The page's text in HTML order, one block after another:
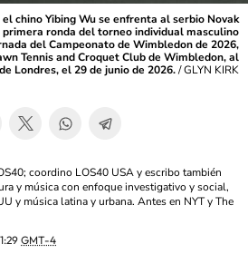
chino Yibing Wu se enfrenta al serbio Novak
ronda del torneo individual masculino
del Campeonato de Wimbledon de 2026,
Tennis and Croquet Club de Wimbledon, al
Londres, el 29 de junio de 2026./GLYN KIRK
coordino LOS40 USA y escribo también
y música con enfoque investigativo y social,
y música latina y urbana. Antes en NYT y The
GMT-4